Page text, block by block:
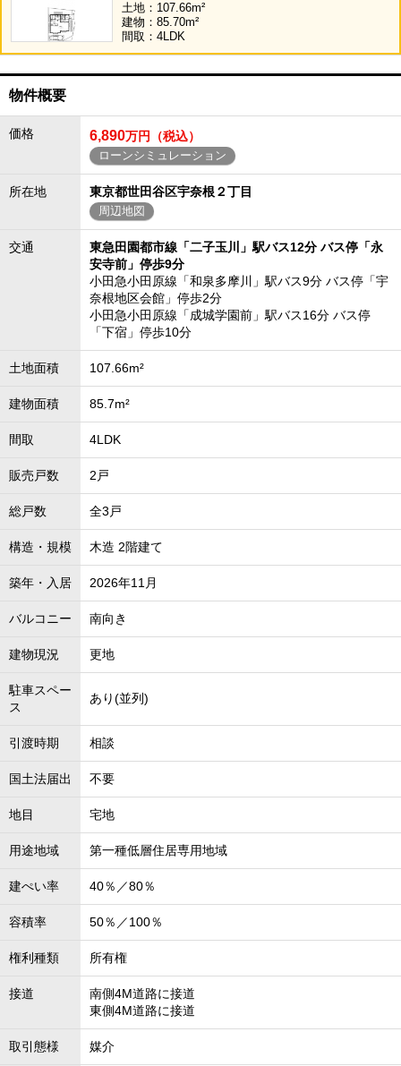
土地：107.66m²
建物：85.70m²
間取：4LDK
物件概要
価格 6,890万円（税込）
ローンシミュレーション
所在地 東京都世田谷区宇奈根２丁目
周辺地図
交通
東急田園都市線「二子玉川」駅バス12分 バス停「永
安寺前」停歩9分
小田急小田原線「和泉多摩川」駅バス9分 バス停「宇
奈根地区会館」停歩2分
小田急小田原線「成城学園前」駅バス16分 バス停
「下宿」停歩10分
土地面積 107.66m²
建物面積 85.7m²
間取 4LDK
販売戸数 2戸
総戸数 全3戸
構造・規模 木造 2階建て
築年・入居 2026年11月
バルコニー 南向き
建物現況 更地
駐車スペー
ス
あり(並列)
引渡時期 相談
国土法届出 不要
地目 宅地
用途地域 第一種低層住居専用地域
建ぺい率 40％／80％
容積率 50％／100％
権利種類 所有権
接道
南側4M道路に接道
東側4M道路に接道
取引態様 媒介